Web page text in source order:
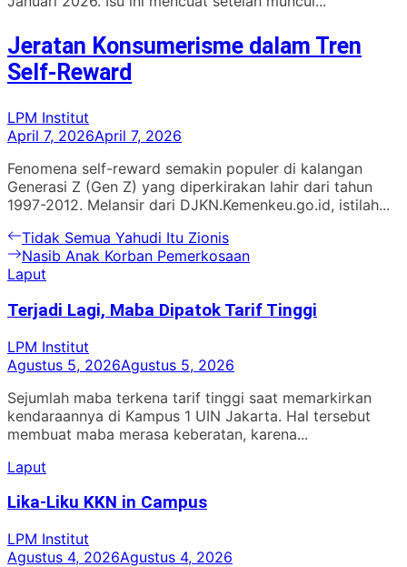
Jeratan Konsumerisme dalam Tren
Self-Reward
LPM Institut
April 7, 2026April 7, 2026
Fenomena self-reward semakin populer di kalangan
Generasi Z (Gen Z) yang diperkirakan lahir dari tahun
1997-2012. Melansir dari DJKN.Kemenkeu.go.id, istilah...
Navigasi
pos
Previous
post:
Tidak Semua Yahudi Itu Zionis
Next
post:
Nasib Anak Korban Pemerkosaan
Laput
Terjadi Lagi, Maba Dipatok Tarif Tinggi
LPM Institut
Agustus 5, 2026Agustus 5, 2026
Sejumlah maba terkena tarif tinggi saat memarkirkan
kendaraannya di Kampus 1 UIN Jakarta. Hal tersebut
membuat maba merasa keberatan, karena...
Laput
Lika-Liku KKN in Campus
LPM Institut
Agustus 4, 2026Agustus 4, 2026